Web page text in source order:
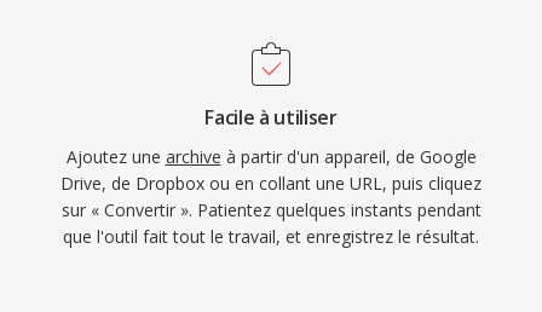
Facile à utiliser
Ajoutez une archive à partir d'un appareil, de Google
Drive, de Dropbox ou en collant une URL, puis cliquez
sur « Convertir ». Patientez quelques instants pendant
que l'outil fait tout le travail, et enregistrez le résultat.